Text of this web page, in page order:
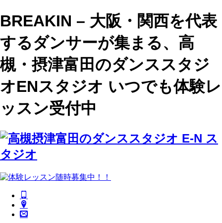
BREAKIN – 大阪・関西を代表
するダンサーが集まる、高
槻・摂津富田のダンススタジ
オENスタジオ いつでも体験レ
ッスン受付中